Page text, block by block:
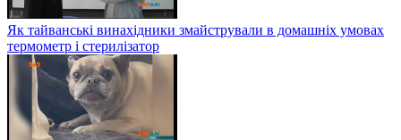
Як тайванські винахідники змайстрували в домашніх умовах
термометр і стерилізатор